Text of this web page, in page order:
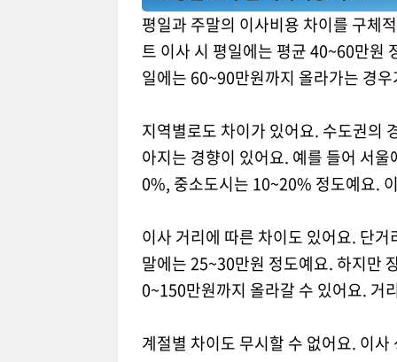
평일과 주말의 이사비용 차이를 구체
트 이사 시 평일에는 평균 40~60만원
일에는 60~90만원까지 올라가는 경
지역별로도 차이가 있어요. 수도권의
아지는 경향이 있어요. 예를 들어 서
0%, 중소도시는 10~20% 정도예요.
이사 거리에 따른 차이도 있어요. 단
말에는 25~30만원 정도예요. 하지만
0~150만원까지 올라갈 수 있어요. 거
계절별 차이도 무시할 수 없어요. 이